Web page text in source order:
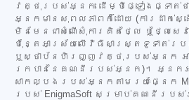
វត្ថុរបស់អ្នក ដើម្បីផ្ទៀងផ្ទាត់
អ្នកមានសុពលភាពក៏ដោយ (ការដាក់ស្ន
មិនមែនជាសំណើសុំការគិតថ្លៃ ឬថ្លៃសេវាដ
ប៉ុន្តែអាស្រ័យលើវិធីសាស្ត្រទូទាត់
ឬស្ថាប័នហិរញ្ញវត្ថុរបស់អ្នក អា
រកបាននៃគណនីរបស់អ្នក)។ អ្នកអ
សាកល្បងរបស់អ្នកតាមរយៈផ្នែក
របស់ EnigmaSoft សម្រាប់គណនីរប